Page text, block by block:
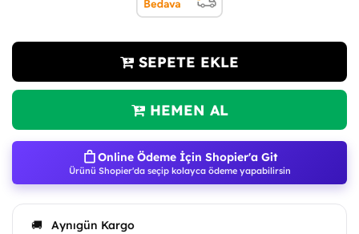
SEPETE EKLE
HEMEN AL
Online Ödeme İçin Shopier'a Git
Ürünü Shopier'da seçip kolayca ödeme yapabilirsin
🚚 Aynıgün Kargo